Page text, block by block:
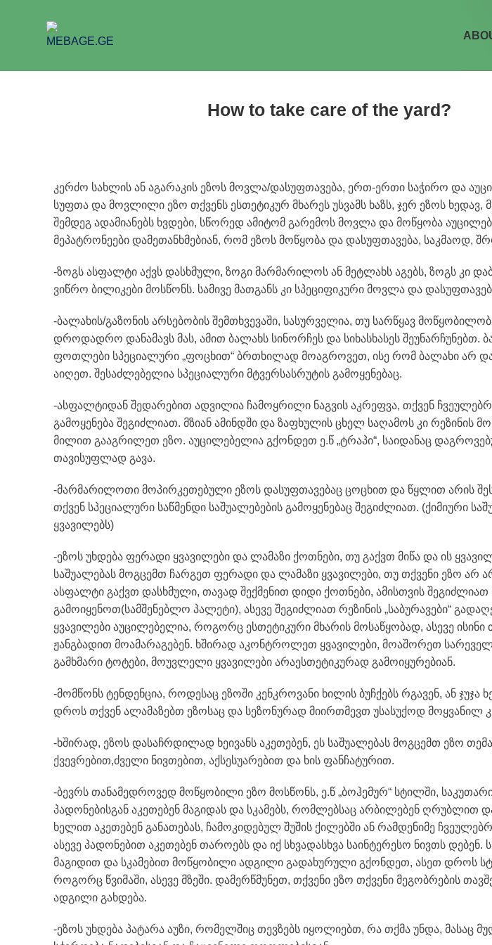
How to take care of the yard?
კერძო სახლის ან აგარაკის ეზოს მოვლა/დასუფთავება, ერთ-ერთი საჭირო და
სუფთა და მოვლილი ეზო თქვენს ესთეტიკურ მხარეს უსვამს ხაზს, ჯერ ეზოს ხედავ,
შემდეგ ადამიანებს ხვდები, სწორედ ამიტომ გარემოს მოვლა და მოწყობა
მეპატრონეები დამეთანხმებიან, რომ ეზოს მოწყობა და დასუფთავება, საკმაოდ,
-ზოგს ასფალტი აქვს დასხმული, ზოგი მარმარილოს ან მეტლახს აგებს, ზოგს კი
ვიწრო ბილიკები მოსწონს. სამივე მათგანს კი სპეციფიკური მოვლა და
-ბალახის/გაზონის არსებობის შემთხვევაში, სასურველია, თუ სარწყავ
დროდადრო დანამავს მას, ამით ბალახს სინორჩეს და სიხასხასეს შეუნარჩუნებთ.
ფოთლები სპეციალური „ფოცხით“ ბრთხილად მოაგროვეთ, ისე რომ ბალახი არ
აიღეთ. შესაძლებელია სპეციალური მტვერსასრუტის გამოყენებაც.
-ასფალტიდან შედარებით ადვილია ჩამოყრილი ნაგვის აკრეფვა, თქვენ
გამოყენება შეგიძლიათ. მზიან ამინდში და ზაფხულის ცხელ საღამოს კი რეზინის
მილით გააგრილეთ ეზო. აუცილებელია გქონდეთ ე.წ „ტრაპი“, საიდანაც
თავისუფლად გავა.
-მარმარილოთი მოპირკეთებული ეზოს დასუფთავებაც ცოცხით და წყლით არის
თქვენ სპეციალური საწმენდი საშუალებების გამოყენებაც შეგიძლიათ. (ქიმიური
ყვავილებს)
-ეზოს უხდება ფერადი ყვავილები და ლამაზი ქოთნები, თუ გაქვთ მიწა და ის
საშუალებას მოგცემთ ჩარგეთ ფერადი და ლამაზი ყვავილები, თუ თქვენი ეზო არ
ასფალტი გაქვთ დასხმული, თავად შექმენით დიდი ქოთნები, ამისთვის შეგიძლიათ
გამოიყენოთ(სამშენებლო პალეტი), ასევე შეგიძლიათ რეზინის „საბურავები“
ყვავილები აუცილებელია, როგორც ესთეტიკური მხარის მოსაწყობად, ასევე ისინი
ჟანგბადით მოამარაგებენ. ხშირად აკონტროლეთ ყვავილები, მოაშორეთ
გამხმარი ტოტები, მოუვლელი ყვავილები არაესთეტიკურად გამოიყურებიან.
-მომწონს ტენდენცია, როდესაც ეზოში კენკროვანი ხილის ბუჩქებს რგავენ, ან ჯუჯა
დროს თქვენ ალამაზებთ ეზოსაც და სეზონურად მიირთმევთ უსასუქოდ მოყვანილ
-ხშირად, ეზოს დასაჩრდილად ხეივანს აკეთებენ, ეს საშუალებას მოგცემთ ეზო
ქვევრებით,ძველი ნივთებით, აქსესუარებით და ხის ფანჩატურით.
-ბევრს თანამედროვედ მოწყობილი ეზო მოსწონს, ე.წ „ბოჰემურ“ სტილში,
პადონებისგან აკეთებენ მაგიდას და სკამებს, რომლებსაც არბილებენ ღრუბლით
ხელით აკეთებენ განათებას, ჩამოკიდებულ შუშის ქილებში ან რამდენიმე
ასევე პადონებით აკეთებენ თაროებს და იქ სხვადასხვა საინტერესო ნივთს
მაგიდით და სკამებით მოწყობილი ადგილი გადახურული გქონდეთ, ასეთ დროს
როგორც წვიმაში, ასევე მზეში. დამერწმუნეთ, თქვენი ეზო თქვენი მეგობრების
ადგილი გახდება.
-ეზოს უხდება პატარა აუზი, რომელშიც თევზებს იყოლიებთ, რა თქმა უნდა, მასაც